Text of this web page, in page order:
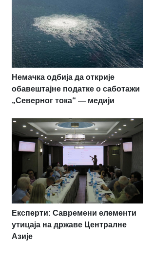
Немачка одбија да открије
обавештајне податке о саботажи
„Северног тока“ — медији
Експерти: Савремени елементи
утицаја на државе Централне
Азије